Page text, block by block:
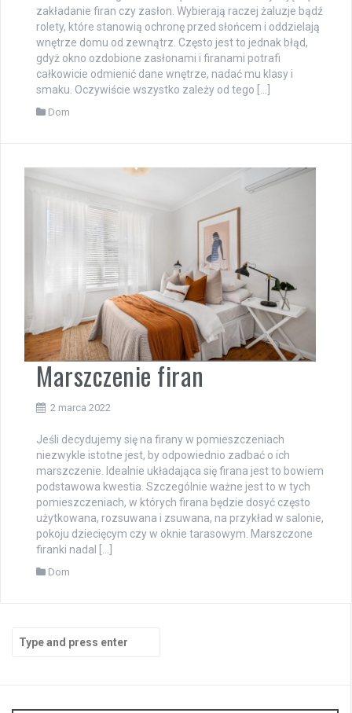
zakładanie firan czy zasłon. Wybierają raczej żaluzje bądź
rolety, które stanowią ochronę przed słońcem i oddzielają
wnętrze domu od zewnątrz. Często jest to jednak błąd,
gdyż okno ozdobione zasłonami i firanami potrafi
całkowicie odmienić dane wnętrze, nadać mu klasy i
smaku. Oczywiście wszystko zależy od tego […]
Dom
Marszczenie firan
2 marca 2022
Jeśli decydujemy się na firany w pomieszczeniach
niezwykle istotne jest, by odpowiednio zadbać o ich
marszczenie. Idealnie układająca się firana jest to bowiem
podstawowa kwestia. Szczególnie ważne jest to w tych
pomieszczeniach, w których firana będzie dosyć często
użytkowana, rozsuwana i zsuwana, na przykład w salonie,
pokoju dziecięcym czy w oknie tarasowym. Marszczone
firanki nadal […]
Dom
for: